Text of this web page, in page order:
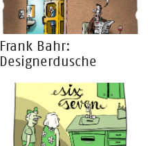
Frank Bahr:
Designerdusche